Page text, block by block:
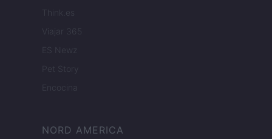
Think.es
Viajar 365
ES Newz
Pet Story
Encocina
NORD AMERICA